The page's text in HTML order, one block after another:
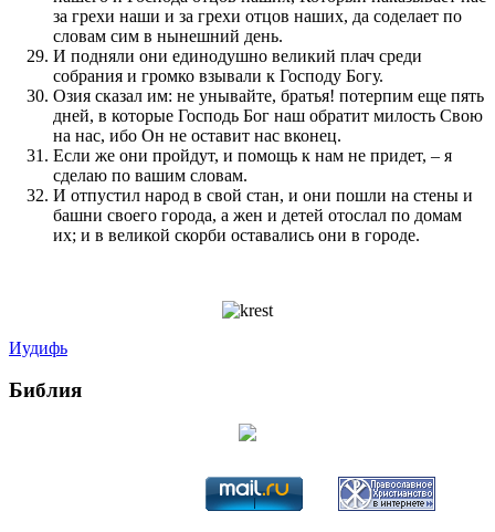
за грехи наши и за грехи отцов наших, да соделает по
словам сим в нынешний день.
И подняли они единодушно великий плач среди
собрания и громко взывали к Го­с­по­ду Богу.
Озия сказал им: не унывайте, братья! по­терпим еще пять
дней, в которые Го­с­по­дь Бог наш обратит милость Свою
на нас, ибо Он не оставит нас вконец.
Если же они прой­дут, и по­мощь к нам не при­дет, – я
сделаю по вашим словам.
И отпустил народ в свой стан, и они по­шли на стены и
башни своего города, а жен и детей отослал по домам
их; и в великой скорби оставались они в городе.
Иудифь
Библия